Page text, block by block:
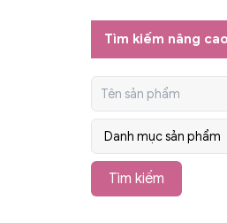
Tìm kiếm nâng cao
Tìm kiếm